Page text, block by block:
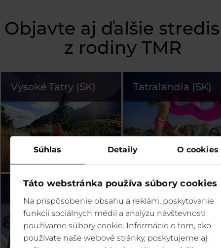
Súhlas Detaily O cookies
Táto webstránka používa súbory cookies
Na prispôsobenie obsahu a reklám, poskytovanie
funkcií sociálnych médií a analýzu návštevnosti
používame súbory cookie. Informácie o tom, ako
používate naše webové stránky, poskytujeme aj
Objavte aj ďalšie
z rodiny TMR
Vysoké Tatry (SK) Tatralandia (SK)
Bešeňová (SK) Legendia (PL)